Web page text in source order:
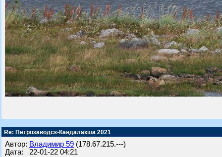
Re: Петрозаводск-Кандалакша 2021
Автор: Владимир 59 (178.67.215.---)
Дата: 22-01-22 04:21